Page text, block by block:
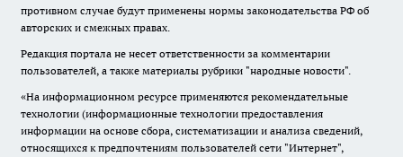
противном случае будут применены нормы законодательства РФ об
авторских и смежных правах.
Редакция портала не несет ответственности за комментарии
пользователей, а также материалы рубрики "народные новости".
«На информационном ресурсе применяются рекомендательные
технологии (информационные технологии предоставления
информации на основе сбора, систематизации и анализа сведений,
относящихся к предпочтениям пользователей сети "Интернет",